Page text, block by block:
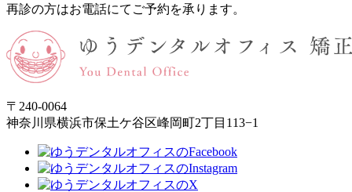
再診の方はお電話にてご予約を承ります。
〒240-0064
神奈川県横浜市保土ケ谷区峰岡町2丁目113−1